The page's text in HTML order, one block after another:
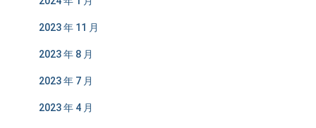
2023 年 11 月
2023 年 8 月
2023 年 7 月
2023 年 4 月